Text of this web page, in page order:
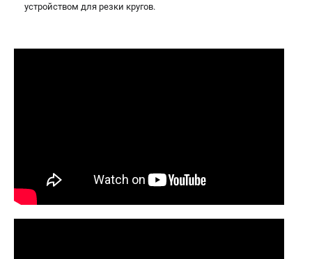
устройством для резки кругов.